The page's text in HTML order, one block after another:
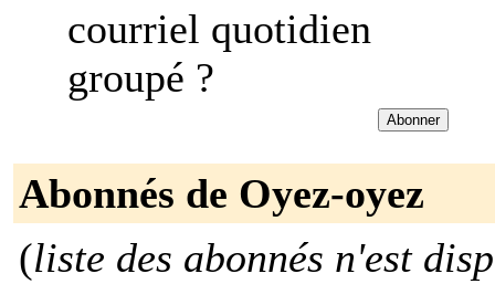
courriel quotidien
groupé ?
Abonnés de Oyez-oyez
(liste des abonnés n'est